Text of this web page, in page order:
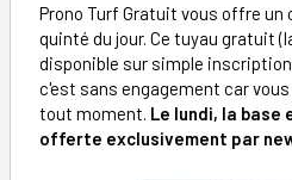
Prono Turf Gratuit vous offre un
quinté du jour. Ce tuyau gratuit
disponible sur simple
c'est sans engagement car
tout moment. Le lundi, la base
offerte exclusivement par